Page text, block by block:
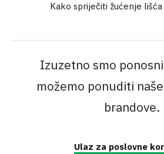
Kako spriječiti žućenje
Izuzetno smo
možemo ponuditi
brandove.
Ulaz za poslovne